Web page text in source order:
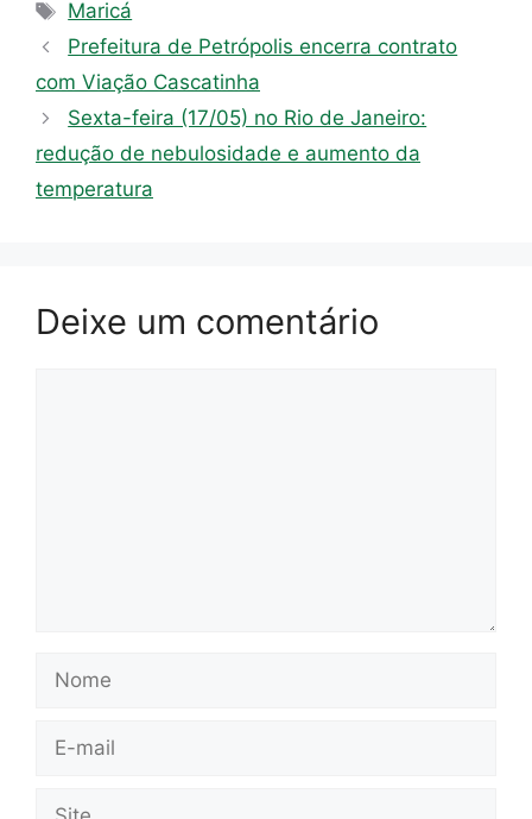
Tags
Maricá
Prefeitura de Petrópolis encerra contrato
com Viação Cascatinha
Sexta-feira (17/05) no Rio de Janeiro:
redução de nebulosidade e aumento da
temperatura
Deixe um comentário
Nome
Site